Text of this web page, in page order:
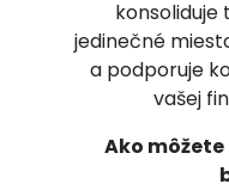
konsoliduje
jedinečné
a podporuje
vašej
Ako